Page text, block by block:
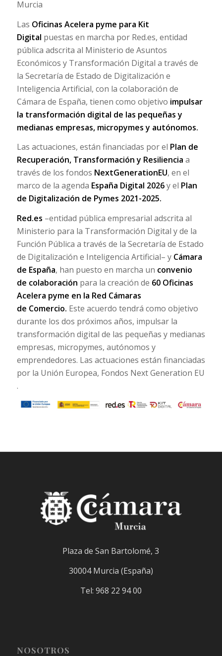
Murcia
Las Oficinas Acelera pyme para Kit
Digital puestas en marcha por Red.es, entidad
pública adscrita al Ministerio de Asuntos
Económicos y Transformación Digital a través de
la Secretaría de Estado de Digitalización e
Inteligencia Artificial, con la colaboración de
Cámara de España, tienen como objetivo impulsar
la transformación digital de las pequeñas y
medianas empresas, micropymes y autónomos.
Las actuaciones, están financiadas por el Plan de
Recuperación, Transformación y Resiliencia a
través de los fondos NextGenerationEU, en el
marco de la agenda España Digital 2026y el Plan
de Digitalización de Pymes 2021-2025.
Red.es –entidad pública empresarial adscrita al
Ministerio para la Transformación Digital y de la
Función Pública a través de la Secretaría de Estado
de Digitalización e Inteligencia Artificial– yCámara
de España, han puesto en marcha un convenio
de colaboración para la creación de 60 Oficinas
Acelera pyme en la Red Cámaras
de Comercio. Este acuerdo tendrá como objetivo
durante los dos próximos años, impulsar la
transformación digital de las pequeñas y medianas
empresas, micropymes, autónomos y
emprendedores. Las actuaciones están financiadas
por la Unión Europea, Fondos Next Generation EU
.
Plaza de San Bartolomé, 3
30004 Murcia (España)
Tel: 968 22 94 00
NOSOTROS